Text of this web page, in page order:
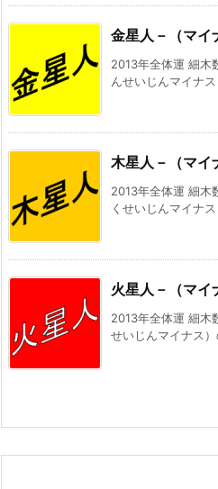
金星人－（マ
2013年全体運 細木
んせいじんマイナ
木星人－（マ
2013年全体運 細木
くせいじんマイナ
火星人－（マ
2013年全体運 細木
せいじんマイナス